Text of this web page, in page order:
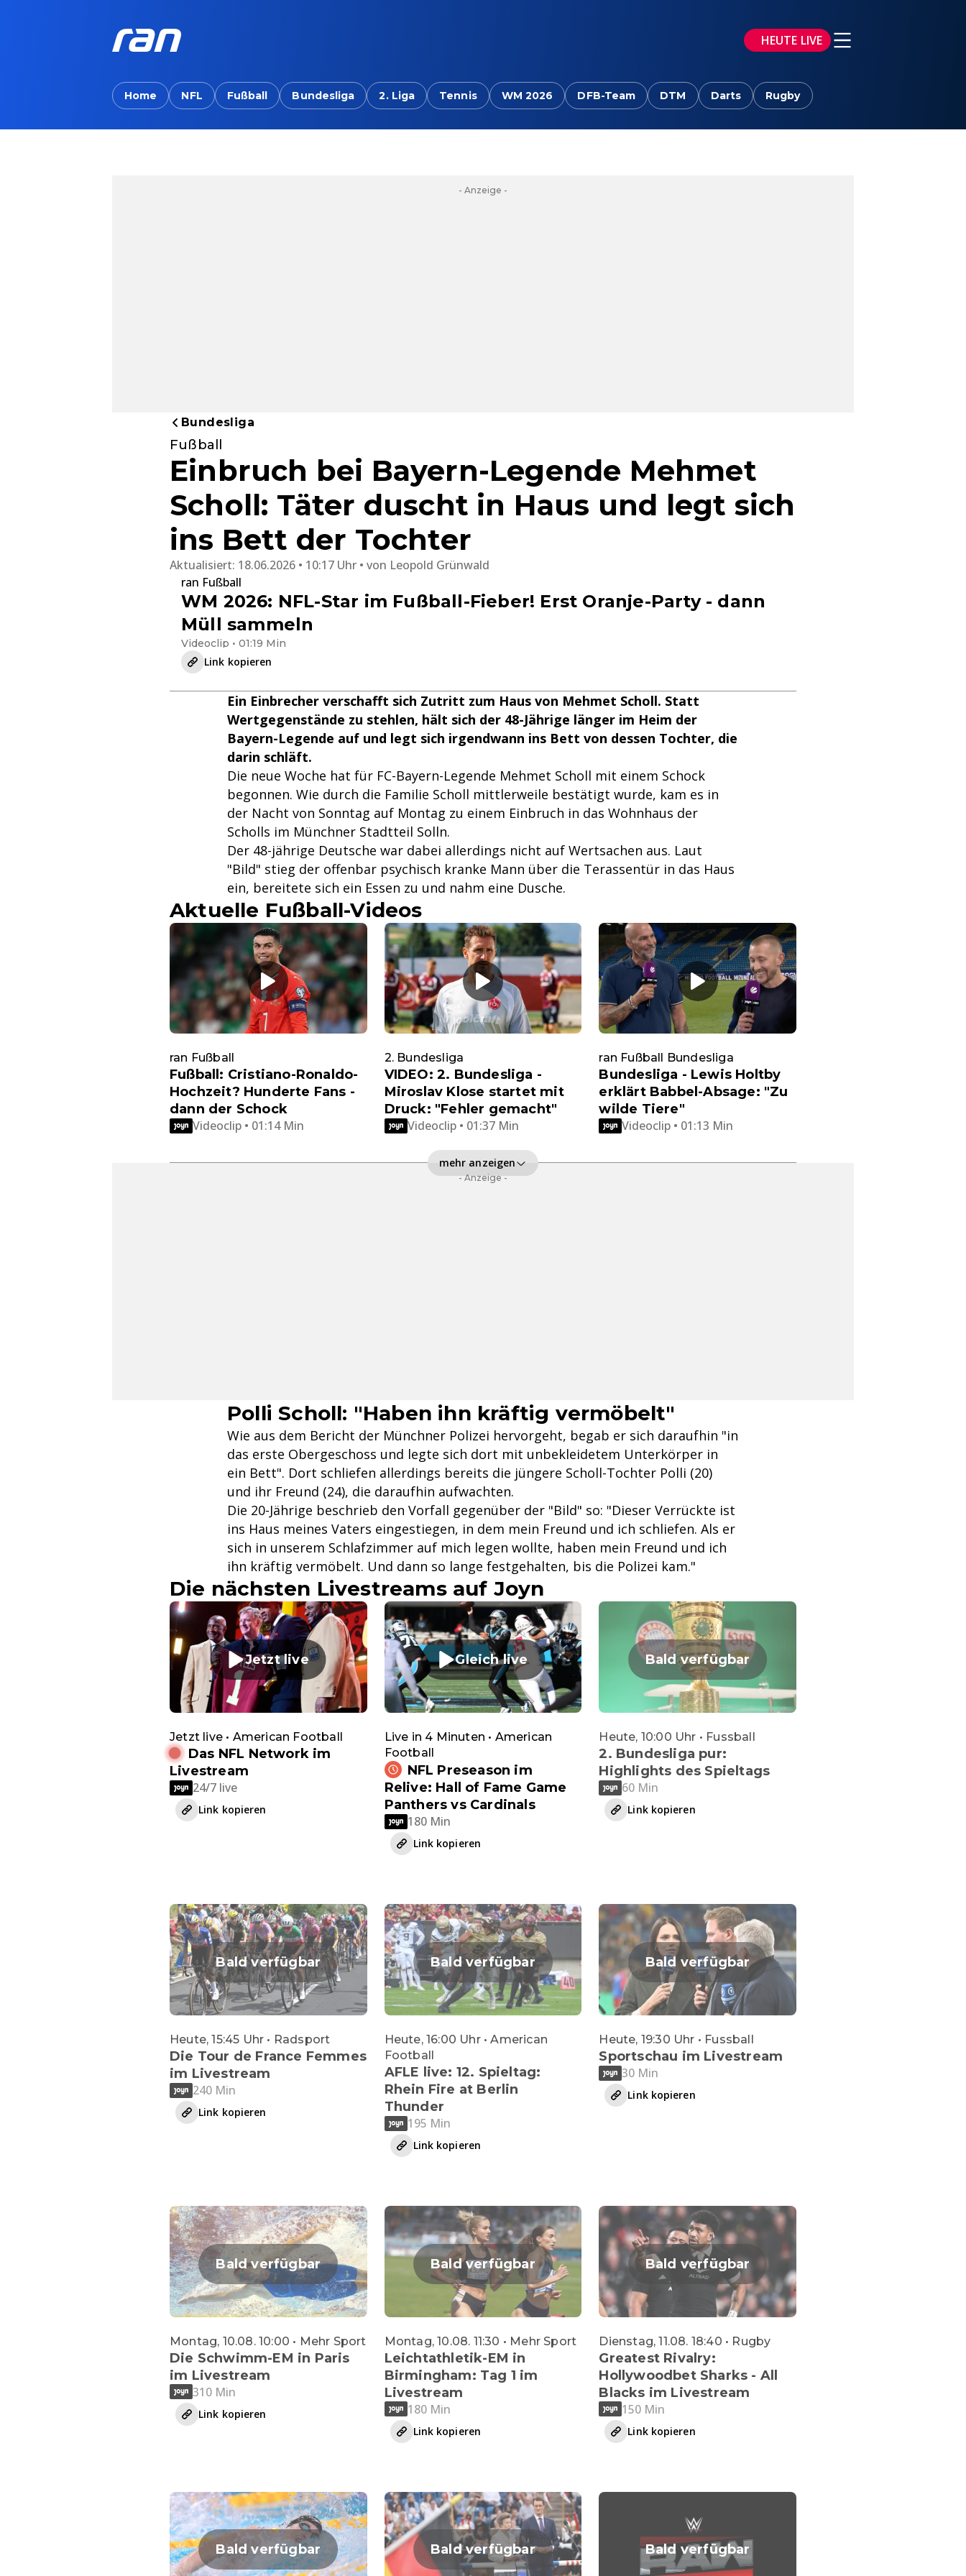
HEUTE LIVE
Home NFL Fußball Bundesliga 2. Liga Tennis WM 2026 DFB-Team DTM Darts Rugby
- Anzeige -
Bundesliga
Fußball
Einbruch bei Bayern-Legende Mehmet
Scholl: Täter duscht in Haus und legt sich
ins Bett der Tochter
Aktualisiert: 18.06.2026 • 10:17 Uhr von Leopold Grünwald
ran Fußball
WM 2026: NFL-Star im Fußball-Fieber! Erst Oranje-Party - dann
Müll sammeln
Videoclip • 01:19 Min
Link kopieren
Ein Einbrecher verschafft sich Zutritt zum Haus von Mehmet Scholl. Statt
Wertgegenstände zu stehlen, hält sich der 48-Jährige länger im Heim der
Bayern-Legende auf und legt sich irgendwann ins Bett von dessen Tochter, die
darin schläft.
Die neue Woche hat für FC-Bayern-Legende Mehmet Scholl mit einem Schock
begonnen. Wie durch die Familie Scholl mittlerweile bestätigt wurde, kam es in
der Nacht von Sonntag auf Montag zu einem Einbruch in das Wohnhaus der
Scholls im Münchner Stadtteil Solln.
Der 48-jährige Deutsche war dabei allerdings nicht auf Wertsachen aus. Laut
"Bild" stieg der offenbar psychisch kranke Mann über die Terassentür in das Haus
ein, bereitete sich ein Essen zu und nahm eine Dusche.
Aktuelle Fußball-Videos
ran Fußball
Fußball: Cristiano-Ronaldo-
Hochzeit? Hunderte Fans -
dann der Schock
Videoclip • 01:14 Min
2. Bundesliga
VIDEO: 2. Bundesliga -
Miroslav Klose startet mit
Druck: "Fehler gemacht"
Videoclip • 01:37 Min
ran Fußball Bundesliga
Bundesliga - Lewis Holtby
erklärt Babbel-Absage: "Zu
wilde Tiere"
Videoclip • 01:13 Min
mehr anzeigen
- Anzeige -
Polli Scholl: "Haben ihn kräftig vermöbelt"
Wie aus dem Bericht der Münchner Polizei hervorgeht, begab er sich daraufhin "in
das erste Obergeschoss und legte sich dort mit unbekleidetem Unterkörper in
ein Bett". Dort schliefen allerdings bereits die jüngere Scholl-Tochter Polli (20)
und ihr Freund (24), die daraufhin aufwachten.
Die 20-Jährige beschrieb den Vorfall gegenüber der "Bild" so: "Dieser Verrückte ist
ins Haus meines Vaters eingestiegen, in dem mein Freund und ich schliefen. Als er
sich in unserem Schlafzimmer auf mich legen wollte, haben mein Freund und ich
ihn kräftig vermöbelt. Und dann so lange festgehalten, bis die Polizei kam."
Die nächsten Livestreams auf Joyn
Jetzt live
Jetzt live • American Football
Das NFL Network im
Livestream
24/7 live
Link kopieren
Gleich live
Live in 4 Minuten • American
Football
NFL Preseason im
Relive: Hall of Fame Game
Panthers vs Cardinals
180 Min
Link kopieren
Bald verfügbar
Heute, 10:00 Uhr • Fussball
2. Bundesliga pur:
Highlights des Spieltags
60 Min
Link kopieren
Bald verfügbar
Heute, 15:45 Uhr • Radsport
Die Tour de France Femmes
im Livestream
240 Min
Link kopieren
Bald verfügbar
Heute, 16:00 Uhr • American
Football
AFLE live: 12. Spieltag:
Rhein Fire at Berlin
Thunder
195 Min
Link kopieren
Bald verfügbar
Heute, 19:30 Uhr • Fussball
Sportschau im Livestream
30 Min
Link kopieren
Bald verfügbar
Montag, 10.08. 10:00 • Mehr Sport
Die Schwimm-EM in Paris
im Livestream
310 Min
Link kopieren
Bald verfügbar
Montag, 10.08. 11:30 • Mehr Sport
Leichtathletik-EM in
Birmingham: Tag 1 im
Livestream
180 Min
Link kopieren
Bald verfügbar
Dienstag, 11.08. 18:40 • Rugby
Greatest Rivalry:
Hollywoodbet Sharks - All
Blacks im Livestream
150 Min
Link kopieren
Bald verfügbar Bald verfügbar Bald verfügbar